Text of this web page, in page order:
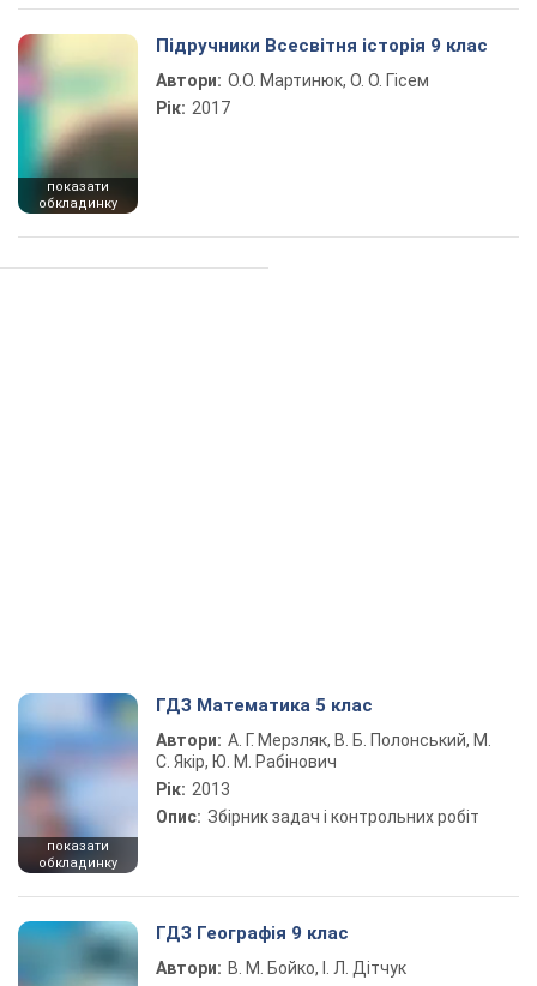
показати
обкладинку
Підручники Всесвітня історія 9 клас
Автори: О.О. Мартинюк, О. О. Гісем
Рік: 2017
показати
обкладинку
ГДЗ Математика 5 клас
Автори: А. Г. Мерзляк, В. Б. Полонський, М.
С. Якір, Ю. М. Рабінович
Рік: 2013
Опис: Збірник задач і контрольних робіт
ГДЗ Географія 9 клас
Автори: В. М. Бойко, І. Л. Дітчук